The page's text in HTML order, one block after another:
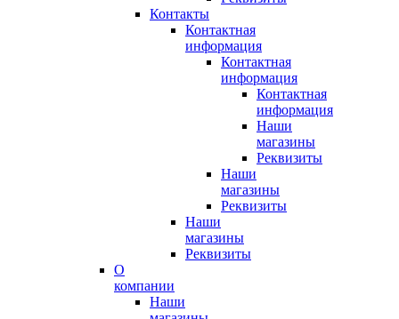
Контакты
Контактная
информация
Контактная
информация
Контактная
информация
Наши
магазины
Реквизиты
Наши
магазины
Реквизиты
Наши
магазины
Реквизиты
О
компании
Наши